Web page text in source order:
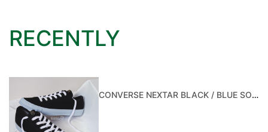
RECENTLY
CONVERSE NEXTAR BLACK / BLUE SOLE